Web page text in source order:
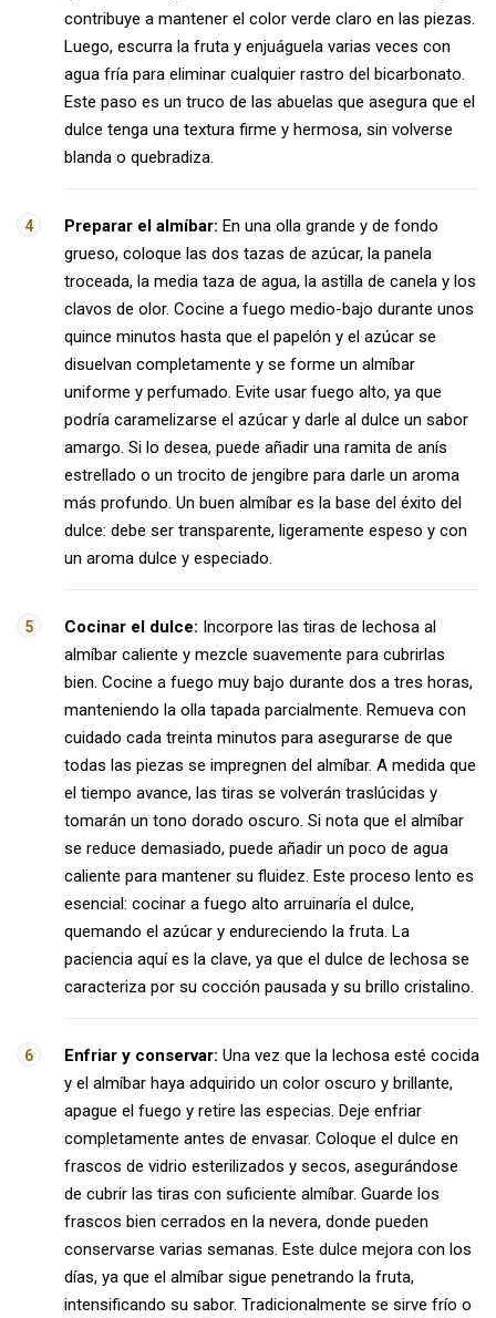
contribuye a mantener el color verde claro en las piezas.
Luego, escurra la fruta y enjuáguela varias veces con
agua fría para eliminar cualquier rastro del bicarbonato.
Este paso es un truco de las abuelas que asegura que el
dulce tenga una textura firme y hermosa, sin volverse
blanda o quebradiza.
Preparar el almíbar: En una olla grande y de fondo
grueso, coloque las dos tazas de azúcar, la panela
troceada, la media taza de agua, la astilla de canela y los
clavos de olor. Cocine a fuego medio-bajo durante unos
quince minutos hasta que el papelón y el azúcar se
disuelvan completamente y se forme un almíbar
uniforme y perfumado. Evite usar fuego alto, ya que
podría caramelizarse el azúcar y darle al dulce un sabor
amargo. Si lo desea, puede añadir una ramita de anís
estrellado o un trocito de jengibre para darle un aroma
más profundo. Un buen almíbar es la base del éxito del
dulce: debe ser transparente, ligeramente espeso y con
un aroma dulce y especiado.
Cocinar el dulce: Incorpore las tiras de lechosa al
almíbar caliente y mezcle suavemente para cubrirlas
bien. Cocine a fuego muy bajo durante dos a tres horas,
manteniendo la olla tapada parcialmente. Remueva con
cuidado cada treinta minutos para asegurarse de que
todas las piezas se impregnen del almíbar. A medida que
el tiempo avance, las tiras se volverán traslúcidas y
tomarán un tono dorado oscuro. Si nota que el almíbar
se reduce demasiado, puede añadir un poco de agua
caliente para mantener su fluidez. Este proceso lento es
esencial: cocinar a fuego alto arruinaría el dulce,
quemando el azúcar y endureciendo la fruta. La
paciencia aquí es la clave, ya que el dulce de lechosa se
caracteriza por su cocción pausada y su brillo cristalino.
Enfriar y conservar: Una vez que la lechosa esté cocida
y el almíbar haya adquirido un color oscuro y brillante,
apague el fuego y retire las especias. Deje enfriar
completamente antes de envasar. Coloque el dulce en
frascos de vidrio esterilizados y secos, asegurándose
de cubrir las tiras con suficiente almíbar. Guarde los
frascos bien cerrados en la nevera, donde pueden
conservarse varias semanas. Este dulce mejora con los
días, ya que el almíbar sigue penetrando la fruta,
intensificando su sabor. Tradicionalmente se sirve frío o